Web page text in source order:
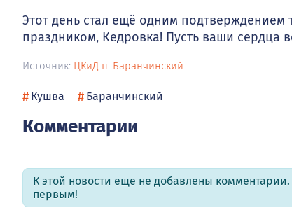
Этот день стал ещё одним
праздником, Кедровка! Пусть ваши сердца
Источник: ЦКиД п. Баранчинский
# Кушва # Баранчинский
Комментарии
К этой новости еще не добавлены
первым!